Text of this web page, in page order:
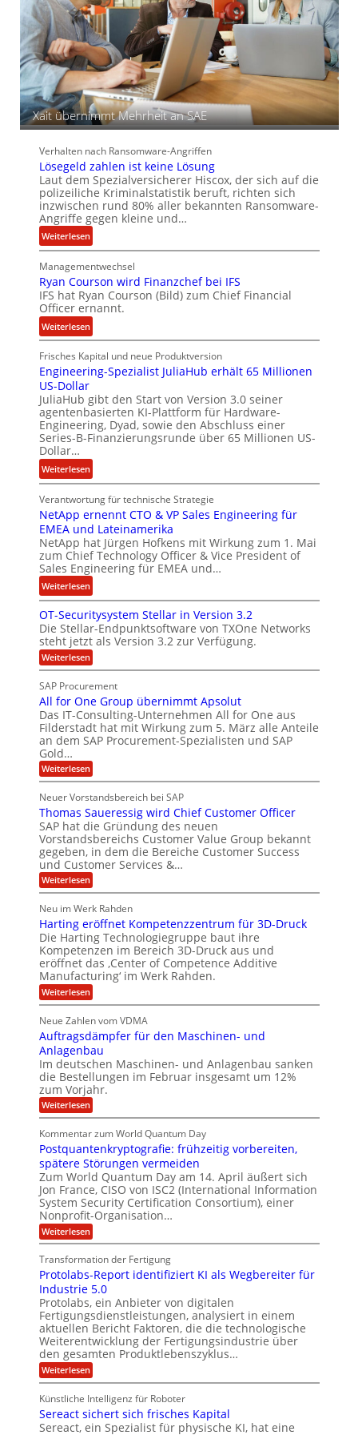
e
r
S
p
u
r
n
c
y
a
r
b
e
i
e
n
z
u
s
a
m
n
Xait übernimmt Mehrheit an SAE
Verhalten nach Ransomware-Angriffen
Lösegeld zahlen ist keine Lösung
Laut dem Spezialversicherer Hiscox, der sich auf die
polizeiliche Kriminalstatistik beruft, richten sich
inzwischen rund 80% aller bekannten Ransomware-
Angriffe gegen kleine und…
Weiterlesen:
L
ö
s
e
g
e
l
d
z
a
h
l
e
i
s
e
i
n
e
L
ö
s
u
n
g
Managementwechsel
Ryan Courson wird Finanzchef bei IFS
IFS hat Ryan Courson (Bild) zum Chief Financial
Officer ernannt.
Weiterlesen:
R
y
a
n
C
o
u
s
o
i
r
d
F
i
n
a
n
z
c
h
e
f
b
e
I
F
S
Frisches Kapital und neue Produktversion
Engineering-Spezialist JuliaHub erhält 65 Millionen
US-Dollar
JuliaHub gibt den Start von Version 3.0 seiner
agentenbasierten KI-Plattform für Hardware-
Engineering, Dyad, sowie den Abschluss einer
Series-B-Finanzierungsrunde über 65 Millionen US-
Dollar…
Weiterlesen:
E
n
g
i
n
e
e
r
i
n
g
-
S
z
i
a
i
t
J
u
i
a
H
u
b
e
r
h
ä
l
6
5
M
l
l
i
o
n
e
n
U
S
-
D
o
l
a
r
Verantwortung für technische Strategie
NetApp ernennt CTO & VP Sales Engineering für
EMEA und Lateinamerika
NetApp hat Jürgen Hofkens mit Wirkung zum 1. Mai
zum Chief Technology Officer & Vice President of
Sales Engineering für EMEA und…
Weiterlesen:
N
e
t
A
p
e
r
n
e
n
t
C
T
O
&
V
P
S
a
l
e
s
E
n
g
n
e
e
r
i
n
g
f
ü
r
E
M
E
A
u
n
d
L
t
e
i
n
a
e
r
OT-Securitysystem Stellar in Version 3.2
Die Stellar-Endpunktsoftware von TXOne Networks
steht jetzt als Version 3.2 zur Verfügung.
Weiterlesen:
O
-
S
e
c
u
r
t
y
y
s
t
e
m
S
t
e
l
a
r
i
n
V
e
r
s
i
n
3
.
2
SAP Procurement
All for One Group übernimmt Apsolut
Das IT-Consulting-Unternehmen All for One aus
Filderstadt hat mit Wirkung zum 5. März alle Anteile
an dem SAP Procurement-Spezialisten und SAP
Gold…
Weiterlesen:
A
l
f
o
r
O
n
e
G
r
o
u
p
ü
b
e
r
n
i
m
t
A
p
s
o
l
u
t
Neuer Vorstandsbereich bei SAP
Thomas Saueressig wird Chief Customer Officer
SAP hat die Gründung des neuen
Vorstandsbereichs Customer Value Group bekannt
gegeben, in dem die Bereiche Customer Success
und Customer Services &…
Weiterlesen:
T
o
m
a
s
S
a
u
e
r
s
s
i
g
w
i
r
d
C
i
e
f
C
u
s
t
o
m
e
O
ff
c
e
r
Neu im Werk Rahden
Harting eröffnet Kompetenzzentrum für 3D-Druck
Die Harting Technologiegruppe baut ihre
Kompetenzen im Bereich 3D-Druck aus und
eröffnet das ‚Center of Competence Additive
Manufacturing‘ im Werk Rahden.
Weiterlesen:
H
r
t
i
n
g
e
r
ö
f
n
e
t
K
o
m
p
e
t
e
z
n
t
r
u
m
f
ü
r
3
D
-
D
r
Neue Zahlen vom VDMA
Auftragsdämpfer für den Maschinen- und
Anlagenbau
Im deutschen Maschinen- und Anlagenbau sanken
die Bestellungen im Februar insgesamt um 12%
zum Vorjahr.
Weiterlesen:
A
f
t
r
a
g
s
d
ä
m
p
e
f
ü
r
d
e
n
M
a
s
c
h
i
n
e
Kommentar zum World Quantum Day
Postquantenkryptografie: frühzeitig vorbereiten,
spätere Störungen vermeiden
Zum World Quantum Day am 14. April äußert sich
Jon France, CISO von ISC2 (International Information
System Security Certification Consortium), einer
Nonprofit-Organisation…
Weiterlesen:
P
s
t
q
u
a
n
e
n
k
r
y
p
t
o
g
Transformation der Fertigung
Protolabs-Report identifiziert KI als Wegbereiter für
Industrie 5.0
Protolabs, ein Anbieter von digitalen
Fertigungsdienstleistungen, analysiert in einem
aktuellen Bericht Faktoren, die die technologische
Weiterentwicklung der Fertigungsindustrie über
den gesamten Produktlebenszyklus…
Weiterlesen:
P
o
t
o
Künstliche Intelligenz für Roboter
Sereact sichert sich frisches Kapital
Sereact, ein Spezialist für physische KI, hat eine